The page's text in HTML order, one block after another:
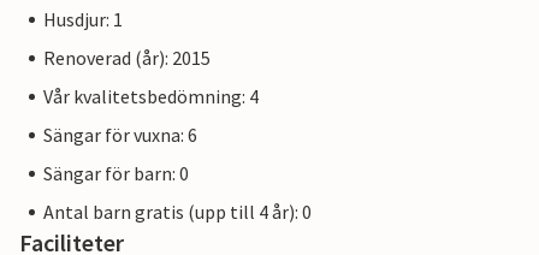
Husdjur: 1
Renoverad (år): 2015
Vår kvalitetsbedömning: 4
Sängar för vuxna: 6
Sängar för barn: 0
Antal barn gratis (upp till 4 år): 0
Faciliteter